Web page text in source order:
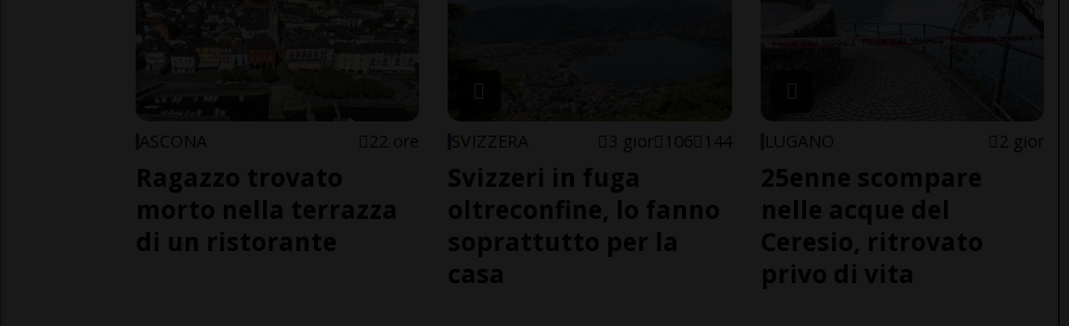
ASCONA 22 ore
Ragazzo trovato
morto nella terrazza
di un ristorante
SVIZZERA 3 gior 106 144
Svizzeri in fuga
oltreconfine, lo fanno
soprattutto per la
casa
LUGANO 2 gior
25enne scompare
nelle acque del
Ceresio, ritrovato
privo di vita